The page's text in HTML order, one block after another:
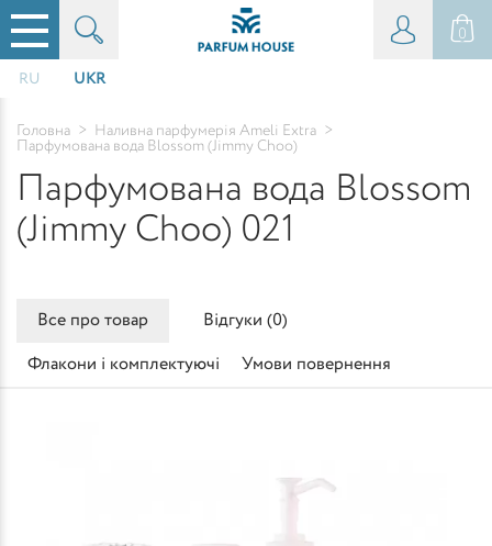
0
RU UKR
Головна > Наливна парфумерія Ameli Extra >
Парфумована вода Blossom (Jimmy Choo)
Парфумована вода Blossom
(Jimmy Choo) 021
Все про товар Відгуки (0)
Флакони і комплектуючі Умови повернення